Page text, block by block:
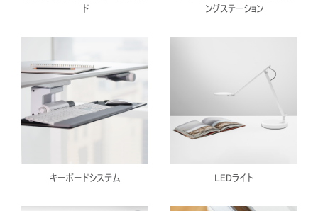
ド
ングステーション
キーボードシステム LEDライト